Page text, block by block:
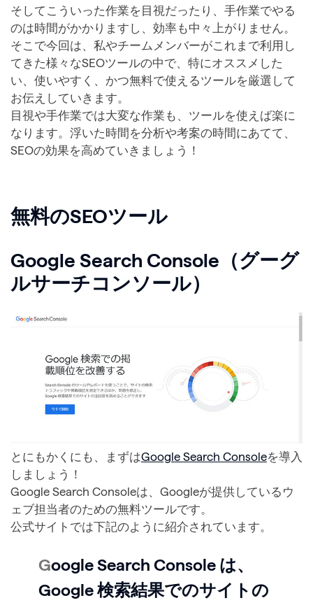
そしてこういった作業を目視だったり、手作業でやる
のは時間がかかりますし、効率も中々上がりません。
そこで今回は、私やチームメンバーがこれまで利用し
てきた様々なSEOツールの中で、特にオススメした
い、使いやすく、かつ無料で使えるツールを厳選して
お伝えしていきます。
目視や手作業では大変な作業も、ツールを使えば楽に
なります。浮いた時間を分析や考案の時間にあてて、
SEOの効果を高めていきましょう！
無料のSEOツール
Google Search Console（グーグ
ルサーチコンソール）
とにもかくにも、まずはGoogle Search Consoleを導入
しましょう！
Google Search Consoleは、Googleが提供しているウ
ェブ担当者のための無料ツールです。
公式サイトでは下記のように紹介されています。
Google Search Console は、
Google 検索結果でのサイトの